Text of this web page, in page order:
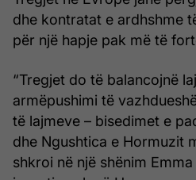
dhe kontratat e ardhshme
për një hapje pak më të
“Tregjet do të balancojnë
armëpushimi të
të lajmeve – bisedimet e
dhe Ngushtica e Hormuzit
shkroi në një shënim